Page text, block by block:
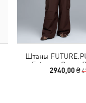
Штаны
Extreme Cargo
2940,00 ₴